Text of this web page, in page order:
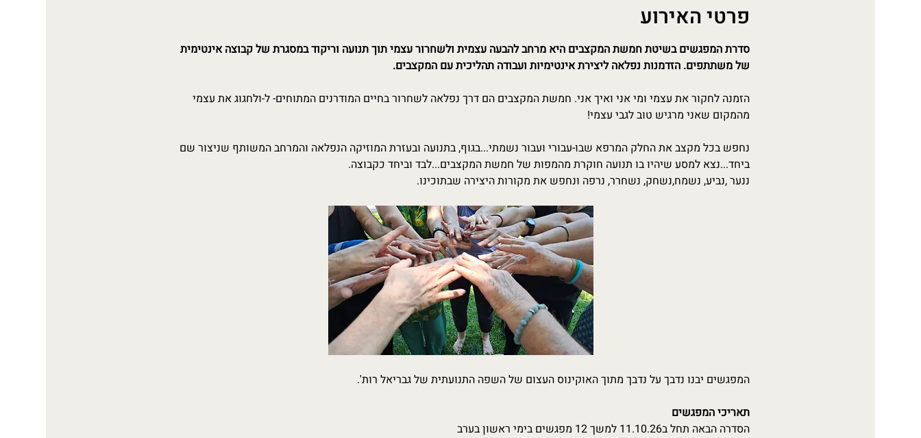
פרטי האירוע
סדרת המפגשים בשיטת חמשת המקצבים היא מרחב להבעה עצמית ולשחרור עצמי תוך תנועה וריקוד במסגרת של קבוצה אינטימית
של משתתפים. הזדמנות נפלאה ליצירת אינטימיות ועבודה תהליכית עם המקצבים.
הזמנה לחקור את עצמי ומי אני ואיך אני. חמשת המקצבים הם דרך נפלאה לשחרור בחיים המודרנים המתוחים- ל-ולחגוג את עצמי
מהמקום שאני מרגיש טוב לגבי עצמי!
נחפש בכל מקצב את החלק המרפא שבו-עבורי ועבור נשמתי...בגוף, בתנועה ובעזרת המוזיקה הנפלאה והמרחב המשותף שניצור שם
ביחד...נצא למסע שיהיו בו תנועה חוקרת מהמפות של חמשת המקצבים...לבד וביחד כקבוצה.
ננער ,נביע, נשמח,נשחק, נשחרר, נרפה ונחפש את מקורות היצירה שבתוכינו.
המפגשים יבנו נדבך על נדבך מתוך האוקינוס העצום של השפה התנועתית של גבריאל רות'.
תאריכי המפגשים
הסדרה הבאה תחל ב11.10.26 למשך 12 מפגשים בימי ראשון בערב